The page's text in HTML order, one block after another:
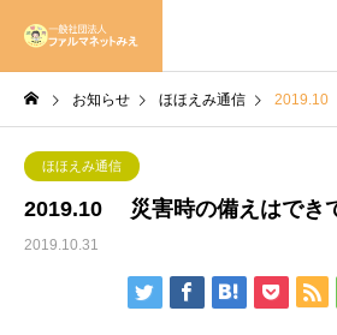
お知らせ ほほえみ通信 2019.10 災
ほほえみ通信
2019.10 災害時の備えはでき
2019.10.31